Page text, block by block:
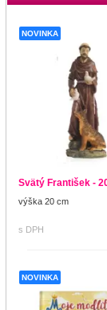
NOVINKA
Svätý František -
výška 20 cm
s DPH
NOVINKA